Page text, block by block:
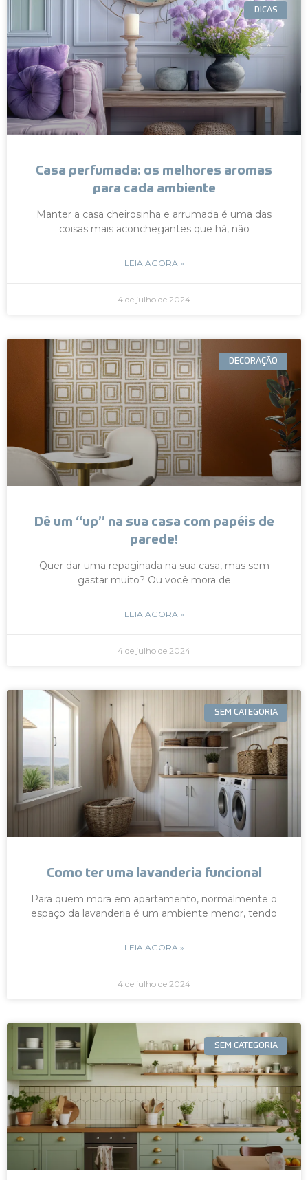
DICAS
Casa perfumada: os melhores aromas
para cada ambiente
Manter a casa cheirosinha e arrumada é uma das
coisas mais aconchegantes que há, não
LEIA AGORA »
4 de julho de 2024
DECORAÇÃO
Dê um “up” na sua casa com papéis de
parede!
Quer dar uma repaginada na sua casa, mas sem
gastar muito? Ou você mora de
LEIA AGORA »
4 de julho de 2024
SEM CATEGORIA
Como ter uma lavanderia funcional
Para quem mora em apartamento, normalmente o
espaço da lavanderia é um ambiente menor, tendo
LEIA AGORA »
4 de julho de 2024
SEM CATEGORIA